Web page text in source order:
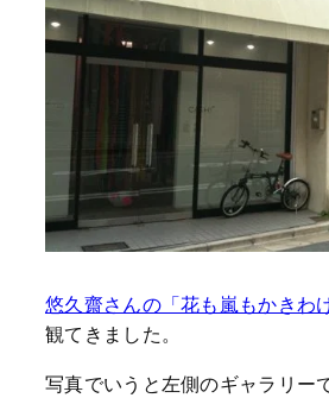
悠久齋さんの「花も嵐もかきわ
観てきました。
写真でいうと左側のギャラリー